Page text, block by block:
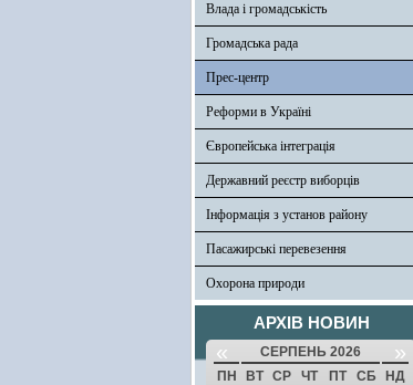
Влада і громадськість
Громадська рада
Прес-центр
Реформи в Україні
Європейська інтеграція
Державний реєстр виборців
Інформація з установ району
Пасажирські перевезення
Охорона природи
АРХІВ НОВИН
« СЕРПЕНЬ 2026 »
ПН ВТ СР ЧТ ПТ СБ
НД